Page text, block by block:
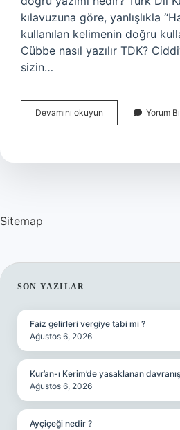
kılavuzuna göre, yanlışlıkla
kullanılan kelimenin doğru
Cübbe nasıl yazılır TDK?
sizin…
Devamını okuyun
Nasıl
Yorum
Sitemap
SIDEBAR
SON YAZILAR
Faiz gelirleri vergiye tabi mi ?
Ağustos 6, 2026
Kur’an-ı Kerim’de yasaklanan
Ağustos 6, 2026
Ayçiçeği nedir ?